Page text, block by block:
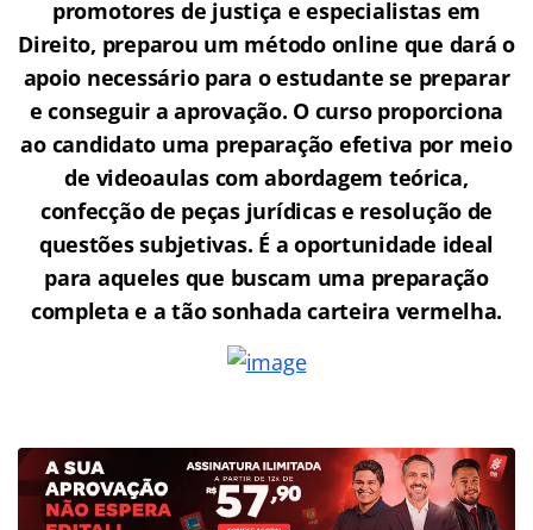
promotores de justiça e especialistas em
Direito, preparou um método online que dará o
apoio necessário para o estudante se preparar
e conseguir a aprovação. O curso proporciona
ao candidato uma preparação efetiva por meio
de videoaulas com abordagem teórica,
confecção de peças jurídicas e resolução de
questões subjetivas. É a oportunidade ideal
para aqueles que buscam uma preparação
completa e a tão sonhada carteira vermelha.